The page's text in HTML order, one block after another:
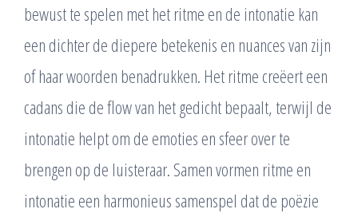
bewust te spelen met het ritme en de intonatie kan
een dichter de diepere betekenis en nuances van zijn
of haar woorden benadrukken. Het ritme creëert een
cadans die de flow van het gedicht bepaalt, terwijl de
intonatie helpt om de emoties en sfeer over te
brengen op de luisteraar. Samen vormen ritme en
intonatie een harmonieus samenspel dat de poëzie